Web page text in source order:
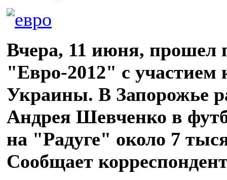
Вчера, 11 июня, прошел
"Евро-2012" с участием
Украины. В Запорожье
Андрея Шевченко в
на "Радуге" около 7
Сообщает